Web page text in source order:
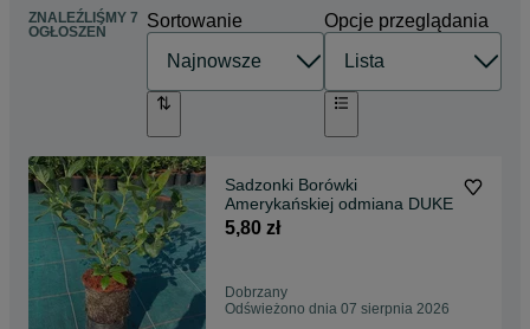
ZNALEŹLIŚMY 7
OGŁOSZEŃ
Sortowanie Opcje przeglądania
Sadzonki Borówki
Amerykańskiej odmiana DUKE
5,80 zł
Dobrzany
Odświeżono dnia 07 sierpnia 2026